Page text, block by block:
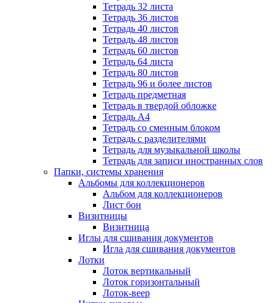
Тетрадь 32 листа
Тетрадь 36 листов
Тетрадь 40 листов
Тетрадь 48 листов
Тетрадь 60 листов
Тетрадь 64 листа
Тетрадь 80 листов
Тетрадь 96 и более листов
Тетрадь предметная
Тетрадь в твердой обложке
Тетрадь А4
Тетрадь со сменным блоком
Тетрадь с разделителями
Тетрадь для музыкальной школы
Тетрадь для записи иностранных слов
Папки, системы хранения
Альбомы для коллекционеров
Альбом для коллекционеров
Лист бон
Визитницы
Визитница
Иглы для сшивания документов
Игла для сшивания документов
Лотки
Лоток вертикальный
Лоток горизонтальный
Лоток-веер